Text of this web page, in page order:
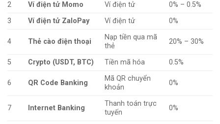
2 Ví điện tử Momo Ví điện tử
0% – 0.5%
3
Ví điện tử ZaloPay Ví điện tử 0%
4 Thẻ cào điện thoại
Nạp tiền qua mã
thẻ
20% – 30%
5 Crypto (USDT, BTC) Tiền mã hóa 0.5%
6 QR Code Banking
Mã QR chuyển
khoản
0%
7 Internet Banking
Thanh toán trực
tuyến
0%